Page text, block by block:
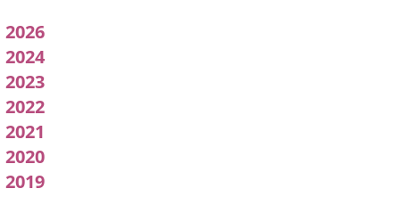
2026
2024
2023
2022
2021
2020
2019